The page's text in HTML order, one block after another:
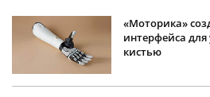
«Моторика»
интерфейса
кистью